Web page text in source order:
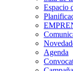
Espacio
Agenda